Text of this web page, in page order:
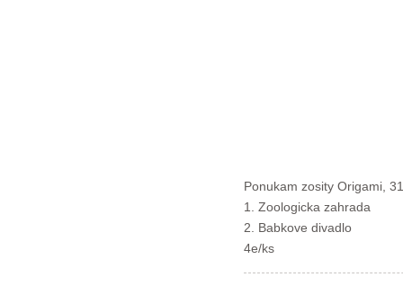
Ponukam zosity Origami,
1. Zoologicka zahrada
2. Babkove divadlo
4e/ks